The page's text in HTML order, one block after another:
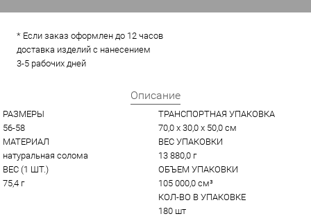
* Если заказ оформлен до 12 часов
доставка изделий с нанесением
3-5 рабочих дней
Описание
РАЗМЕРЫ
56-58
МАТЕРИАЛ
натуральная солома
ВЕС (1 ШТ.)
75,4 г
ТРАНСПОРТНАЯ УПАКОВКА
70,0 x 30,0 x 50,0 см
ВЕС УПАКОВКИ
13 880,0 г
ОБЪЕМ УПАКОВКИ
105 000,0 см³
КОЛ-ВО В УПАКОВКЕ
180 шт